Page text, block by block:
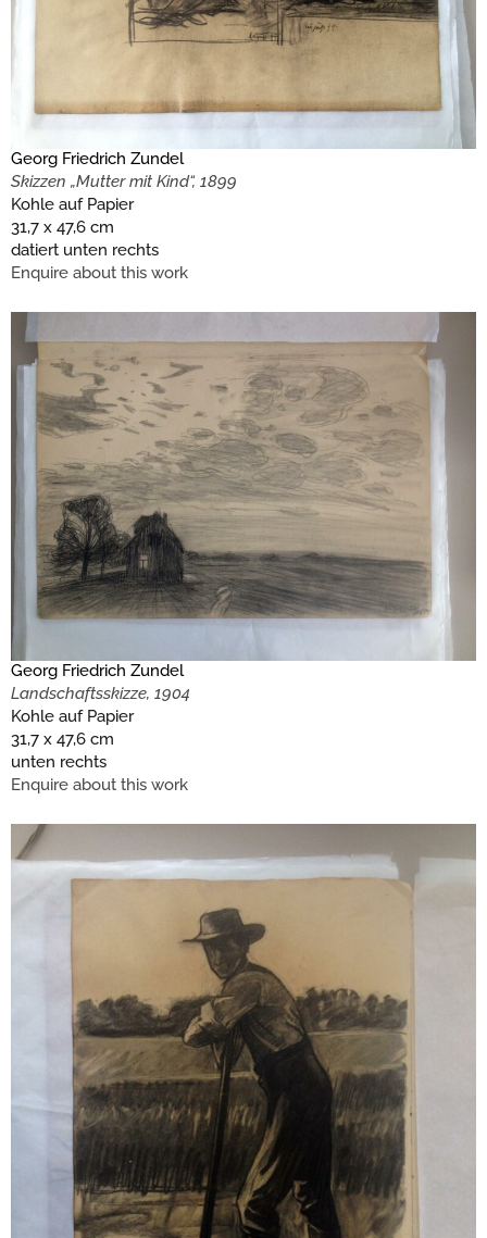
Georg Friedrich Zundel
Skizzen „Mutter mit Kind“, 1899
Kohle auf Papier
31,7 x 47,6 cm
datiert unten rechts
Enquire about this work
Georg Friedrich Zundel
Landschaftsskizze, 1904
Kohle auf Papier
31,7 x 47,6 cm
unten rechts
Enquire about this work